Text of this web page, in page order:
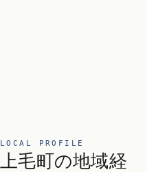
LOCAL PROFILE
上毛町の地域経